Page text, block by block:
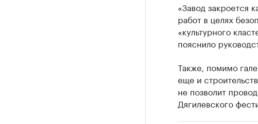
«Завод закроется
работ в целях
«культурного
пояснило
Также, помимо
еще и
не позволит
Дягилевского